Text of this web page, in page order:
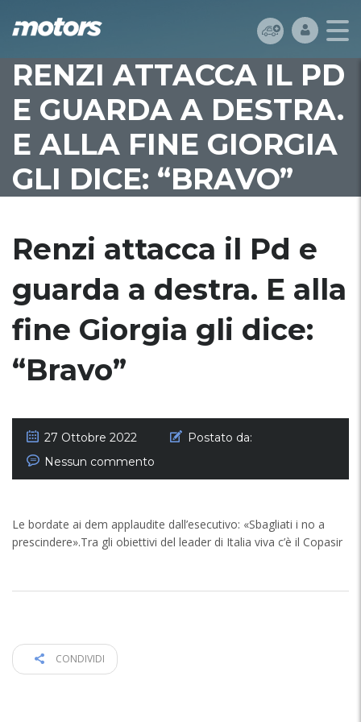
RENZI ATTACCA IL PD
E GUARDA A DESTRA.
E ALLA FINE GIORGIA
GLI DICE: “BRAVO”
Renzi attacca il Pd e
guarda a destra. E alla
fine Giorgia gli dice:
“Bravo”
27 Ottobre 2022
Postato da:
Nessun commento
Le bordate ai dem applaudite dall’esecutivo: «Sbagliati i no a
prescindere».Tra gli obiettivi del leader di Italia viva c’è il Copasir
CONDIVIDI